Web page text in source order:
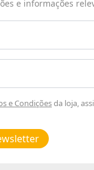
e informações
e Condiçõesda loja,